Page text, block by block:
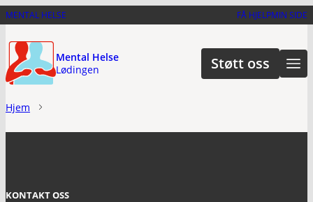
Hopp
hovedinnhold
MENTAL HELSE FÅ HJELPMIN SIDE
Mental Helse
Lødingen
Støtt oss
Hjem
KONTAKT OSS